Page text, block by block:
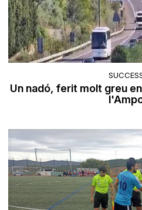
Un nadó, ferit molt greu